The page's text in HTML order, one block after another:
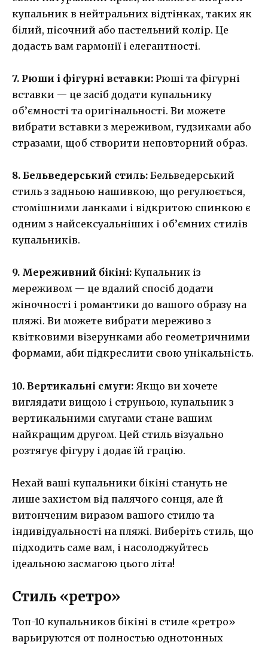
купальник в нейтральних відтінках, таких як
білий, пісочний або пастельний колір. Це
додасть вам гармонії і елегантності.
7. Рюши і фігурні вставки: Рюші та фігурні
вставки — це засіб додати купальнику
об’ємності та оригінальності. Ви можете
вибрати вставки з мереживом, гудзиками або
стразами, щоб створити неповторний образ.
8. Бельведерський стиль: Бельведерський
стиль з задньою нашивкою, що регулюється,
стомішними ланками і відкритою спинкою є
одним з найсексуальніших і об’ємних стилів
купальників.
9. Мереживний бікіні: Купальник із
мереживом — це вдалий спосіб додати
жіночності і романтики до вашого образу на
пляжі. Ви можете вибрати мереживо з
квітковими візерунками або геометричними
формами, аби підкреслити свою унікальність.
10. Вертикальні смуги: Якщо ви хочете
виглядати вищою і струньою, купальник з
вертикальними смугами стане вашим
найкращим другом. Цей стиль візуально
розтягує фігуру і додає їй грацію.
Нехай ваші купальники бікіні стануть не
лише захистом від палячого сонця, але й
витонченим виразом вашого стилю та
індивідуальності на пляжі. Виберіть стиль, що
підходить саме вам, і насолоджуйтесь
ідеальною засмагою цього літа!
Стиль «ретро»
Топ-10 купальников бікіні в стиле «ретро»
варьируются от полностью однотонных